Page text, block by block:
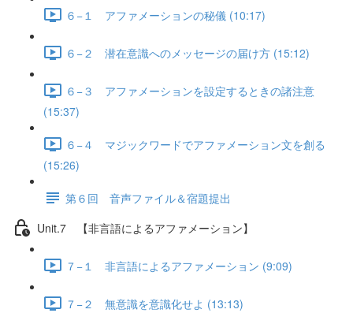
６−１ アファメーションの秘儀 (10:17)
６−２ 潜在意識へのメッセージの届け方 (15:12)
６−３ アファメーションを設定するときの諸注意
(15:37)
６−４ マジックワードでアファメーション文を創る
(15:26)
第６回 音声ファイル＆宿題提出
Unit.7 【非言語によるアファメーション】
７−１ 非言語によるアファメーション (9:09)
７−２ 無意識を意識化せよ (13:13)